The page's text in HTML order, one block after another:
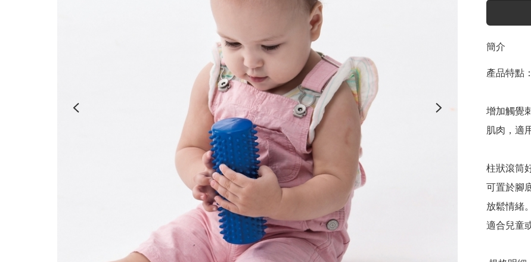
簡介
產品特點：
增加觸覺
肌肉，適
柱狀滾筒
可置於腳
放鬆情緒。
適合兒童